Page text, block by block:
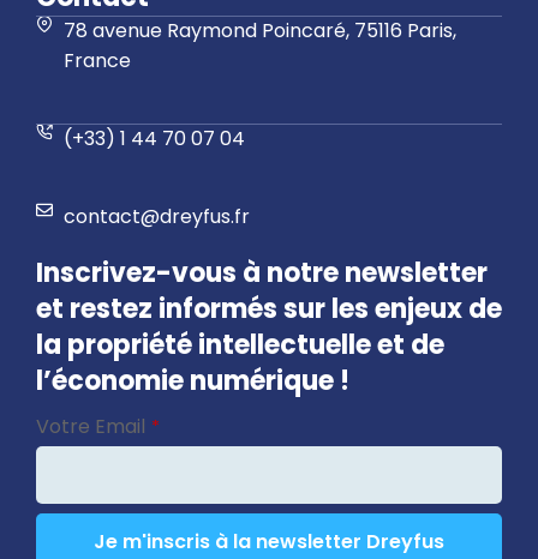
78 avenue Raymond Poincaré, 75116 Paris,
France
(+33) 1 44 70 07 04
contact@dreyfus.fr
Inscrivez-vous à notre newsletter
et restez informés sur les enjeux de
la propriété intellectuelle et de
l’économie numérique !
Contact
Email *
Votre Email *
Je m'inscris à la newsletter Dreyfus